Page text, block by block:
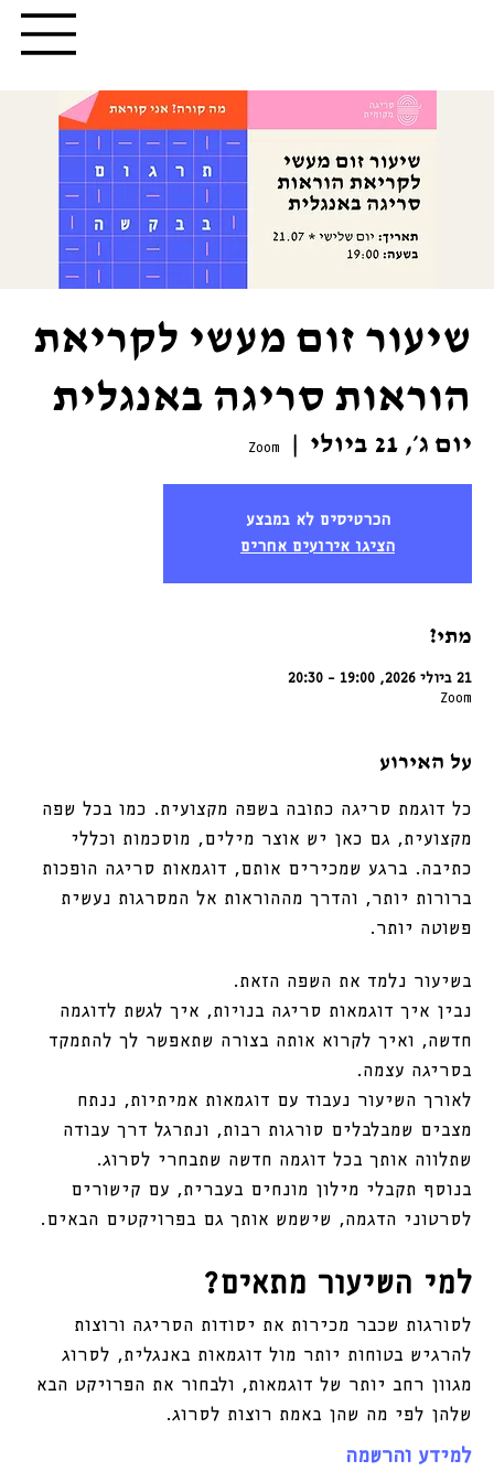
שיעור זום מעשי לקריאת
הוראות סריגה באנגלית
יום ג׳, 21 ביולי
  |
Zoom
הכרטיסים לא במבצע
הציגו אירועים אחרים
מתי?
21 ביולי 2026, 19:00 – 20:30
Zoom
על האירוע
כל דוגמת סריגה כתובה בשפה מקצועית. כמו בכל שפה
מקצועית, גם כאן יש אוצר מילים, מוסכמות וכללי
כתיבה. ברגע שמכירים אותם, דוגמאות סריגה הופכות
ברורות יותר, והדרך מההוראות אל המסרגות נעשית
פשוטה יותר.
בשיעור נלמד את השפה הזאת.
נבין איך דוגמאות סריגה בנויות, איך לגשת לדוגמה
חדשה, ואיך לקרוא אותה בצורה שתאפשר לך להתמקד
בסריגה עצמה.
לאורך השיעור נעבוד עם דוגמאות אמיתיות, ננתח
מצבים שמבלבלים סורגות רבות, ונתרגל דרך עבודה
שתלווה אותך בכל דוגמה חדשה שתבחרי לסרוג.
בנוסף תקבלי מילון מונחים בעברית, עם קישורים
לסרטוני הדגמה, שישמש אותך גם בפרויקטים הבאים.
למי השיעור מתאים?
לסורגות שכבר מכירות את יסודות הסריגה ורוצות
להרגיש בטוחות יותר מול דוגמאות באנגלית, לסרוג
מגוון רחב יותר של דוגמאות, ולבחור את הפרויקט הבא
שלהן לפי מה שהן באמת רוצות לסרוג.
למידע והרשמה